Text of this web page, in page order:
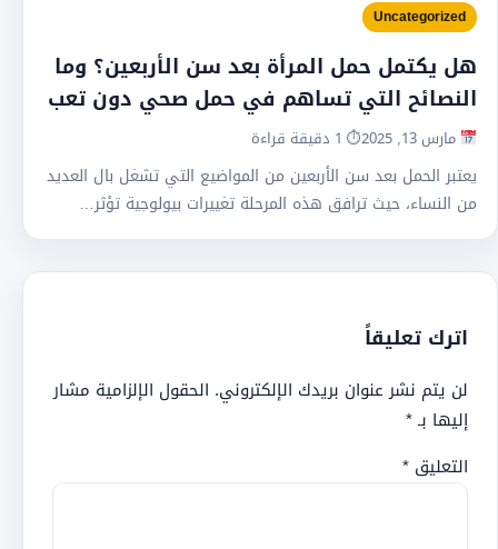
Uncategorized
هل يكتمل حمل المرأة بعد سن الأربعين؟ وما
النصائح التي تساهم في حمل صحي دون تعب
مارس 13, 2025 ⏱ 1 دقيقة قراءة
يعتبر الحمل بعد سن الأربعين من المواضيع التي تشغل بال العديد
من النساء، حيث ترافق هذه المرحلة تغييرات بيولوجية تؤثر…
اترك تعليقاً
لن يتم نشر عنوان بريدك الإلكتروني. الحقول الإلزامية مشار
إليها بـ*
التعليق *